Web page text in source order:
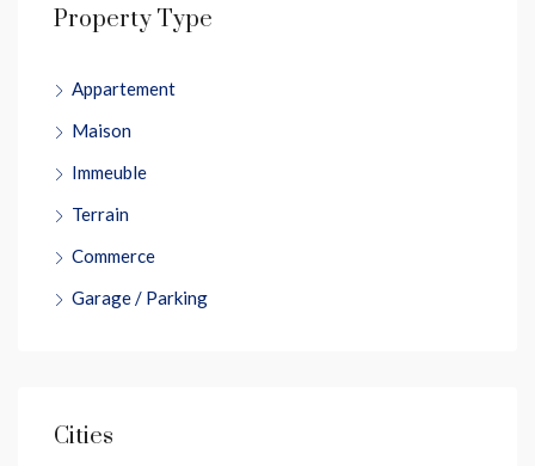
Property Type
Appartement
Maison
Immeuble
Terrain
Commerce
Garage / Parking
Cities